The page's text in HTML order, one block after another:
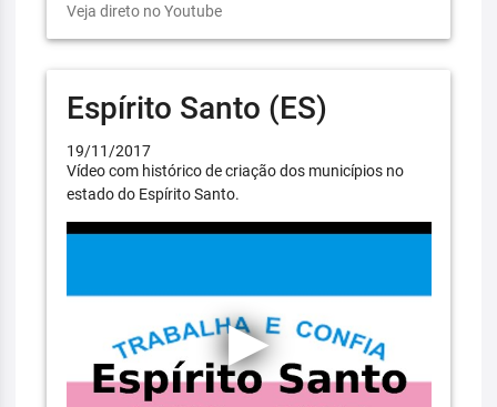
Veja direto no Youtube
Espírito Santo (ES)
19/11/2017
Vídeo com histórico de criação dos municípios no
estado do Espírito Santo.